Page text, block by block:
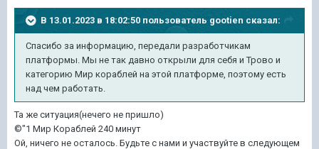
В 13.01.2023 в 18:02:50 пользователь gootien сказал:
Спасибо за информацию, передали разработчикам
платформы. Мы не так давно открыли для себя и Трово и
категорию Мир кораблей на этой платформе, поэтому есть
над чем работать.
Та же ситуация(нечего не пришло)
©"1 Мир Кораблей 240 минут
Ой, ничего не осталось. Будьте с нами и участвуйте в следующем